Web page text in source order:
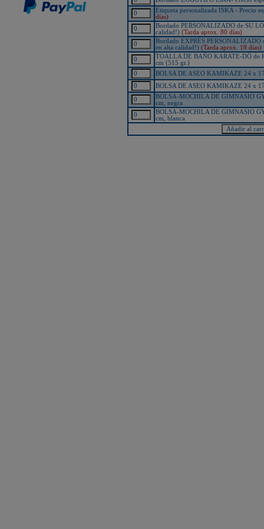
New Life Cinturón Negro
KAMIKAZE SATÍN GROSOR
ESPECIAL Premium Quality
Etiqueta personalizada ISKA - Precio
días)
Bordado PERSONALIZADO de SU
calidad!) (Tarda aprox. 80 días)
Bordado EXPRÉS PERSONALIZADO
en alta calidad!) (Tarda aprox. 18 días)
TOALLA DE BAÑO KARATE-DÔ de
cm (515 gr.)
BOLSA DE ASEO KAMIKAZE 24 x
BOLSA DE ASEO KAMIKAZE 24 x
BOLSA-MOCHILA DE GIMNASIO
cm, negra
BOLSA-MOCHILA DE GIMNASIO
cm, blanca